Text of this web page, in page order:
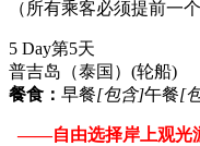
（所有乘客必须提前一
5 Day第5天
普吉岛（泰国） (轮船)
餐食： 早餐[包含]午餐[
——自由选择岸上观光